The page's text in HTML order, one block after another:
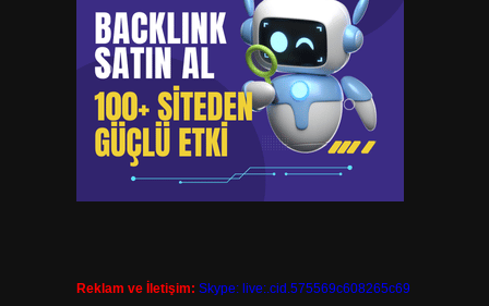
Reklam ve İletişim: Skype: live:.cid.575569c608265c69